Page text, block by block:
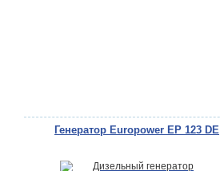
Генератор Europower EP 123 DE